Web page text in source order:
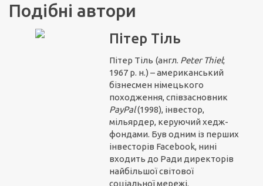
Подібні автори
Пітер Тіль
Пітер Тіль (англ. Peter Thiel;
1967 р. н.) – американський
бізнесмен німецького
походження, співзасновник
PayPal(1998), інвестор,
мільярдер, керуючий хедж-
фондами. Був одним із перших
інвесторів Facebook, нині
входить до Ради директорів
найбільшої світової
соціальної мережі.